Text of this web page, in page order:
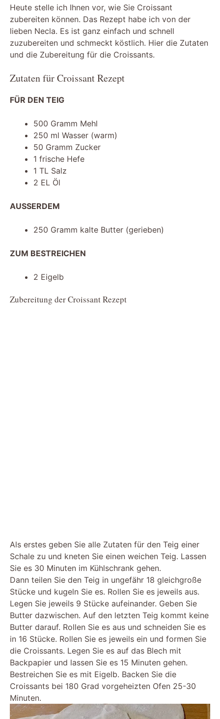
Heute stelle ich Ihnen vor, wie Sie Croissant
zubereiten können. Das Rezept habe ich von der
lieben Necla. Es ist ganz einfach und schnell
zuzubereiten und schmeckt köstlich. Hier die Zutaten
und die Zubereitung für die Croissants.
Zutaten für Croissant Rezept
FÜR DEN TEIG
500 Gramm Mehl
250 ml Wasser (warm)
50 Gramm Zucker
1 frische Hefe
1 TL Salz
2 EL Öl
AUSSERDEM
250 Gramm kalte Butter (gerieben)
ZUM BESTREICHEN
2 Eigelb
Zubereitung der Croissant Rezept
Als erstes geben Sie alle Zutaten für den Teig einer
Schale zu und kneten Sie einen weichen Teig. Lassen
Sie es 30 Minuten im Kühlschrank gehen.
Dann teilen Sie den Teig in ungefähr 18 gleichgroße
Stücke und kugeln Sie es. Rollen Sie es jeweils aus.
Legen Sie jeweils 9 Stücke aufeinander. Geben Sie
Butter dazwischen. Auf den letzten Teig kommt keine
Butter darauf. Rollen Sie es aus und schneiden Sie es
in 16 Stücke. Rollen Sie es jeweils ein und formen Sie
die Croissants. Legen Sie es auf das Blech mit
Backpapier und lassen Sie es 15 Minuten gehen.
Bestreichen Sie es mit Eigelb. Backen Sie die
Croissants bei 180 Grad vorgeheizten Ofen 25-30
Minuten.